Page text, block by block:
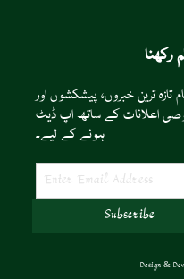
رکھنا
تازہ ترین خبروں، پیشکشوں اور
اعلانات کے ساتھ اپ ڈیٹ
ہونے کے لیے۔
Design &